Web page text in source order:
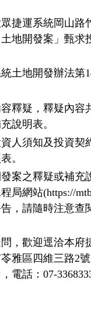
(第二A階段)
第二B階段)
第一階段)
網站導覽
捷運系統岡山路
土地開發案」甄求
土地開發辦法第
釋疑，釋疑內容
說明表。
人須知及投資契
。
案之釋疑或補充
局網站(https://
，請隨時注意查
，歡迎逕洽本府
雅區四維三路2
電話：07-